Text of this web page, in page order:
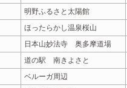
明野ふるさと太陽館
ほったらかし温泉桜山
日本山妙法寺 奥多摩道場
道の駅 南きよさと
ベルーガ周辺